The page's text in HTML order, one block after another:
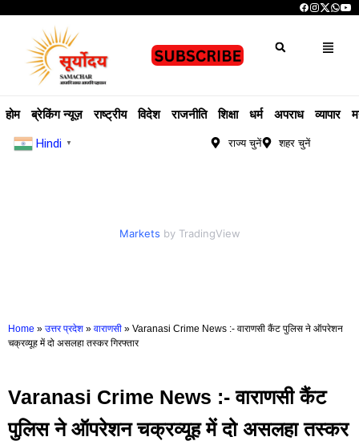
होम ब्रेकिंग न्यूज़ राष्ट्रीय विदेश राजनीति शिक्षा धर्म अपराध व्यापार
Hindi ▼ राज्य चुनें शहर चुनें
Markets by TradingView
Home » उत्तर प्रदेश » वाराणसी » Varanasi Crime News :- वाराणसी कैंट पुलिस ने ऑपरेशन
चक्रव्यूह में दो असलहा तस्कर गिरफ्तार
Varanasi Crime News :- वाराणसी कैंट
पुलिस ने ऑपरेशन चक्रव्यूह में दो असलहा तस्कर